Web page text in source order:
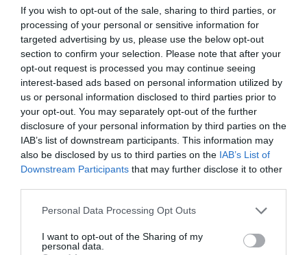
If you wish to opt-out of the sale, sharing to third parties, or
processing of your personal or sensitive information for
targeted advertising by us, please use the below opt-out
section to confirm your selection. Please note that after your
opt-out request is processed you may continue seeing
interest-based ads based on personal information utilized by
us or personal information disclosed to third parties prior to
your opt-out. You may separately opt-out of the further
disclosure of your personal information by third parties on the
IAB’s list of downstream participants. This information may
also be disclosed by us to third parties on the IAB’s List of
Downstream Participants that may further disclose it to other
Please note that this website/app uses one or more Google
not limited to your visit or usage behaviour. You may click to
grant or deny consent to Google and its third-party tags to
Personal Data Processing Opt Outs
I want to opt-out of the Sharing of my
personal data.
-43,75%
Mondraker
MONDRAKER DUNE R
7.999,00 € 4.499,44 €
-35,29%
Mondraker
MONDRAKER CRAFTY R
2024 ED2
6.799,00 €
4.399,63 €